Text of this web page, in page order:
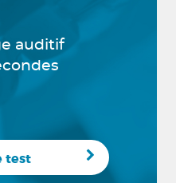
auditif
test